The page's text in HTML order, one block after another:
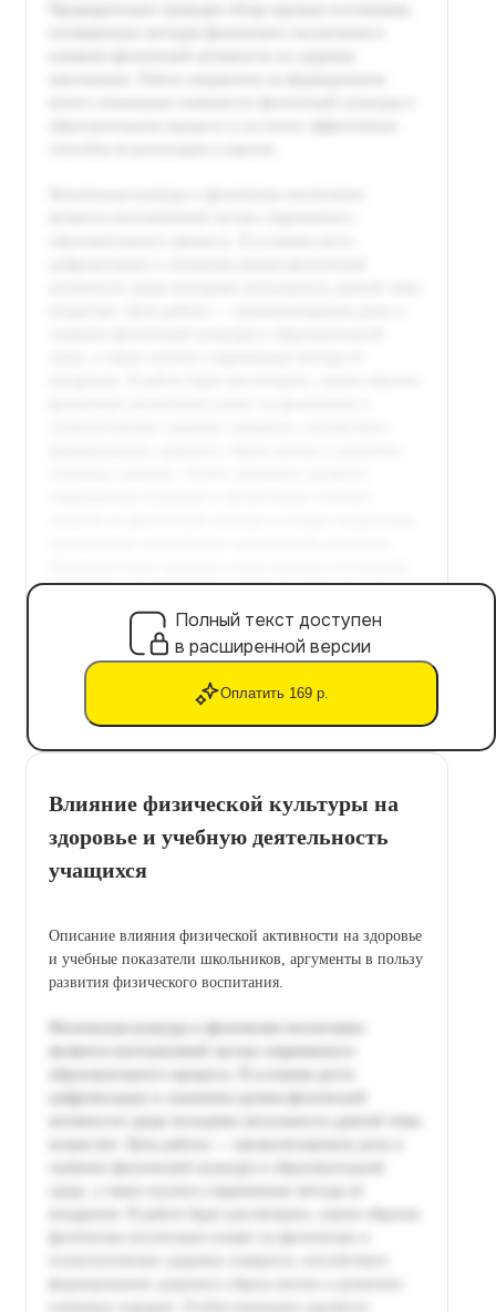
Полный текст доступен
в расширенной версии
Оплатить 169 р.
Влияние физической культуры на
здоровье и учебную деятельность
учащихся
Описание влияния физической активности на здоровье
и учебные показатели школьников, аргументы в пользу
развития физического воспитания.